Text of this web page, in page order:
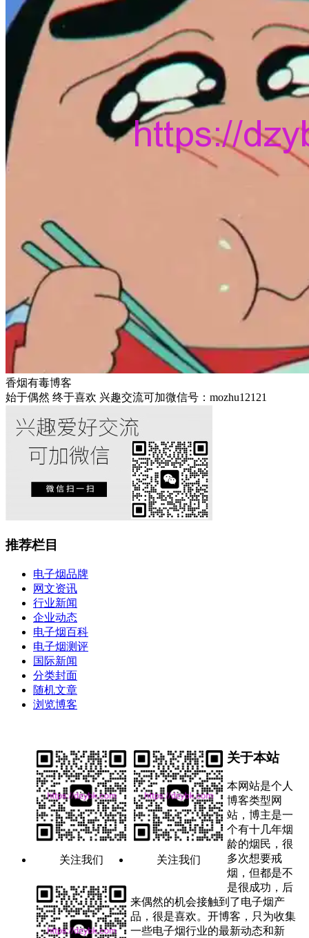
香烟有毒博客
始于偶然 终于喜欢 兴趣交流可加微信号：mozhu12121
推荐栏目
电子烟品牌
网文资讯
行业新闻
企业动态
电子烟百科
电子烟测评
国际新闻
分类封面
随机文章
浏览博客
关注我们 关注我们
关于本站
本网站是个人
博客类型网
站，博主是一
个有十几年烟
龄的烟民，很
多次想要戒
烟，但都是不
是很成功，后
来偶然的机会接触到了电子烟产
品，很是喜欢。开博客，只为收集
一些电子烟行业的最新动态和新